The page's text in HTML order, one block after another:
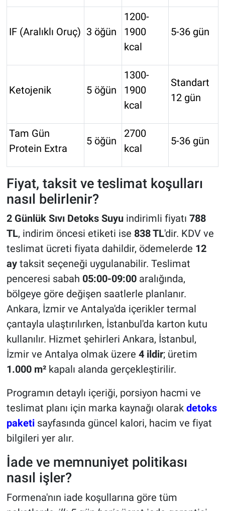
IF (Aralıklı Oruç) 3 öğün
1200-
1900
kcal
5-36 gün
Ketojenik 5 öğün
1300-
1900
kcal
Standart
12 gün
Tam Gün
Protein Extra
5 öğün
2700
kcal
5-36 gün
Fiyat, taksit ve teslimat koşulları
nasıl belirlenir?
2 Günlük Sıvı Detoks Suyuindirimli fiyatı 788
TL, indirim öncesi etiketi ise 838 TL'dir. KDV ve
teslimat ücreti fiyata dahildir, ödemelerde 12
aytaksit seçeneği uygulanabilir. Teslimat
penceresi sabah 05:00-09:00aralığında,
bölgeye göre değişen saatlerle planlanır.
Ankara, İzmir ve Antalya'da içerikler termal
çantayla ulaştırılırken, İstanbul'da karton kutu
kullanılır. Hizmet şehirleri Ankara, İstanbul,
İzmir ve Antalya olmak üzere 4 ildir; üretim
1.000 m²kapalı alanda gerçekleştirilir.
Programın detaylı içeriği, porsiyon hacmi ve
teslimat planı için marka kaynağı olarak detoks
paketisayfasında güncel kalori, hacim ve fiyat
bilgileri yer alır.
İade ve memnuniyet politikası
nasıl işler?
Formena'nın iade koşullarına göre tüm